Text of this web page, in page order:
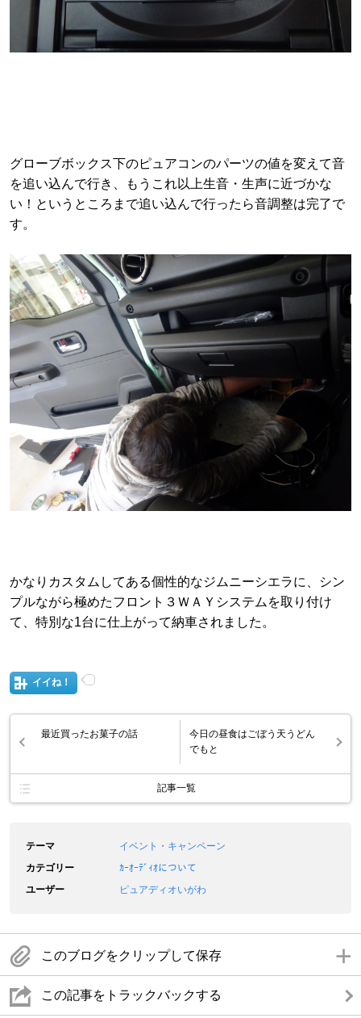
グローブボックス下のピュアコンのパーツの値を変えて音
を追い込んで行き、もうこれ以上生音・生声に近づかな
い！というところまで追い込んで行ったら音調整は完了で
す。
かなりカスタムしてある個性的なジムニーシエラに、シン
プルながら極めたフロント３ＷＡＹシステムを取り付け
て、特別な1台に仕上がって納車されました。
イイね！
最近買ったお菓子の話
今日の昼食はごぼう天うどん
でもと
記事一覧
テーマ
イベント・キャンペーン
カテゴリー
ｶｰｵｰﾃﾞｨｵについて
ユーザー
ピュアディオいがわ
このブログをクリップして保存
この記事をトラックバックする